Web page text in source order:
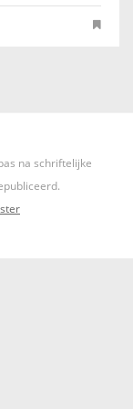
na schriftelijke